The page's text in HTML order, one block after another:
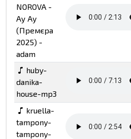
NOROVA -
Ау Ау
(Премєра
2025) -
adam
huby-
danika-
house-mp3
kruella-
tampony-
tampony-